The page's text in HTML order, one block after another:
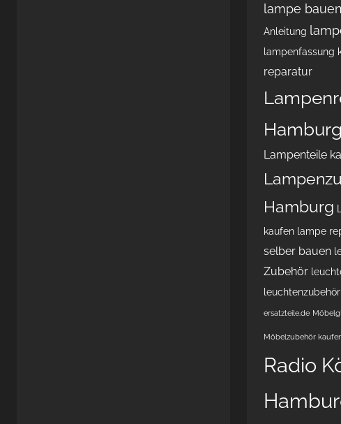
lampe bauen
Anleitung
lampenfassung
reparatur
Hamburg
Lampenteile
Hamburg
kaufen lampe
selber bauen
Zubehör
leuchtenzubehör
ersatzteile.de
Möbelzubehör
Radio